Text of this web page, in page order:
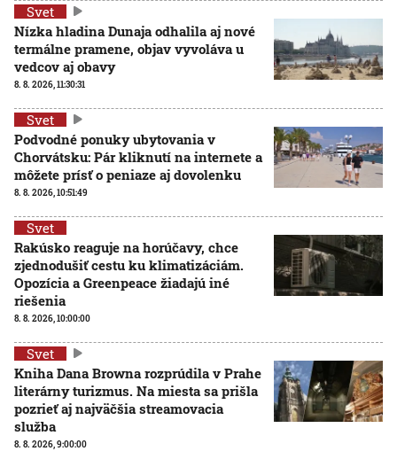
Svet
Nízka hladina Dunaja odhalila aj nové
termálne pramene, objav vyvoláva u
vedcov aj obavy
8. 8. 2026, 11:30:31
Svet
Podvodné ponuky ubytovania v
Chorvátsku: Pár kliknutí na internete a
môžete prísť o peniaze aj dovolenku
8. 8. 2026, 10:51:49
Svet
Rakúsko reaguje na horúčavy, chce
zjednodušiť cestu ku klimatizáciám.
Opozícia a Greenpeace žiadajú iné
riešenia
8. 8. 2026, 10:00:00
Svet
Kniha Dana Browna rozprúdila v Prahe
literárny turizmus. Na miesta sa prišla
pozrieť aj najväčšia streamovacia
služba
8. 8. 2026, 9:00:00